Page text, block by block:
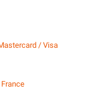
/ Visa